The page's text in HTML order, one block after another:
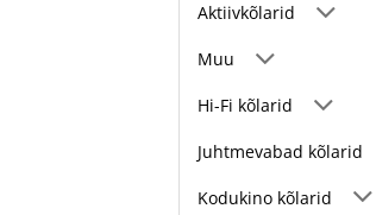
Aktiivkõlarid
Muu
Hi-Fi kõlarid
Juhtmevabad kõlarid
Kodukino kõlarid